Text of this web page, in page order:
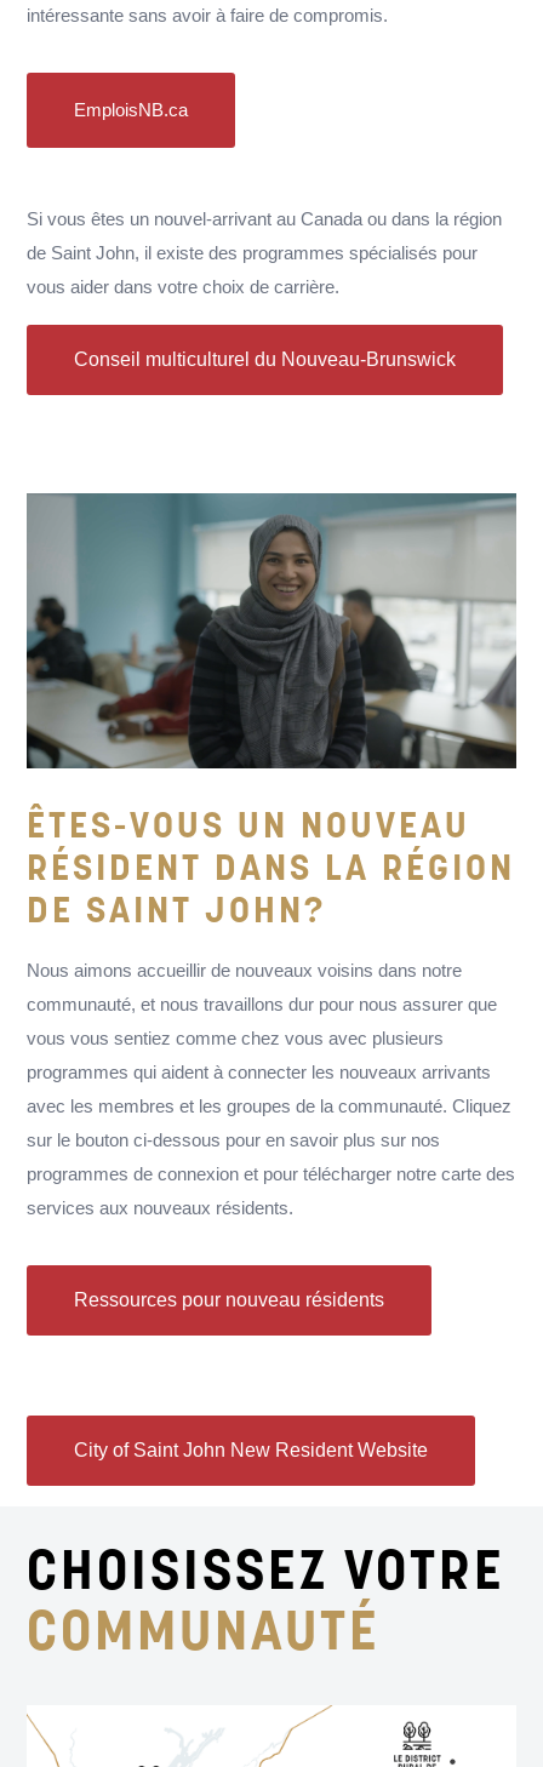
intéressante sans avoir à faire de compromis.
EmploisNB.ca
Si vous êtes un nouvel-arrivant au Canada ou dans la région
de Saint John, il existe des programmes spécialisés pour
vous aider dans votre choix de carrière.
Conseil multiculturel du Nouveau-Brunswick
ÊTES-VOUS UN NOUVEAU
RÉSIDENT DANS LA RÉGION
DE SAINT JOHN?
Nous aimons accueillir de nouveaux voisins dans notre
communauté, et nous travaillons dur pour nous assurer que
vous vous sentiez comme chez vous avec plusieurs
programmes qui aident à connecter les nouveaux arrivants
avec les membres et les groupes de la communauté. Cliquez
sur le bouton ci-dessous pour en savoir plus sur nos
programmes de connexion et pour télécharger notre carte des
services aux nouveaux résidents.
Ressources pour nouveau résidents
City of Saint John New Resident Website
CHOISISSEZ VOTRE
COMMUNAUTÉ